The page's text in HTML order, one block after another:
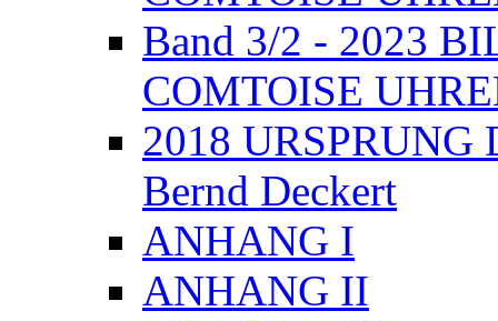
Band 3/2 - 2023
COMTOISE
2018 URSPRUNG
Bernd Deckert
ANHANG I
ANHANG II